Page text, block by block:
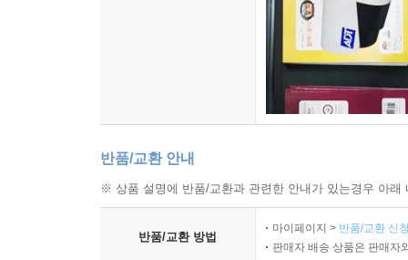
반품/교환 안내
※ 상품 설명에 반품/교환과 관련한 안내가 있는경우 아
반품/교환 방법
마이페이지 > 반품/교환 신
판매자 배송 상품은 판매자